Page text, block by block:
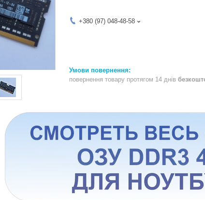
+380 (97) 048-48-58
повернення товару протягом 14 днів